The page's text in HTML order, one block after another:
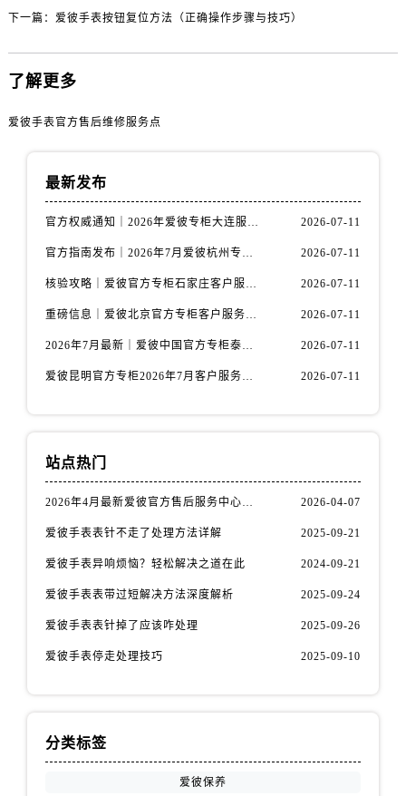
安徽省池州市贵池区长江路爱彼售后服务中心（需提前预约）
安徽省淮南市田家庵区国庆中路爱彼售后服务中心（需提前预约）
福建省莆田市城厢区霞林街道荔华东大道爱彼售后服务中心（需提前预约）
江苏省徐州市鼓楼区淮海东路29号苏宁广场IFC国际金融中心35层3508室爱彼售后服务中心（需提前预约）
江苏省扬州市邗江区国展路29号星耀天地写字楼1号楼18层1803室爱彼售后服务中心（需提前预约）
下一篇： 爱彼手表按钮复位方法（正确操作步骤与技巧）
了解更多
爱彼手表官方售后维修服务点
最新发布
官方权威通知｜2026年爱彼专柜大连服务网络焕新：客户服务热线全核验 2026-07-11
官方指南发布｜2026年7月爱彼杭州专柜客户服务信息与热线 2026-07-11
核验攻略｜爱彼官方专柜石家庄客户服务热线（2026年7月最新版） 2026-07-11
重磅信息｜爱彼北京官方专柜客户服务电话2026年7月最新公示 2026-07-11
2026年7月最新｜爱彼中国官方专柜泰州地区服务热线全攻略&客户服务中心信息公示 2026-07-11
爱彼昆明官方专柜2026年7月客户服务通告｜热线电话与门店信息核验 2026-07-11
站点热门
2026年4月最新爱彼官方售后服务中心网点考察报告（新址） 2026-04-07
爱彼手表表针不走了处理方法详解 2025-09-21
爱彼手表异响烦恼？轻松解决之道在此 2024-09-21
爱彼手表表带过短解决方法深度解析 2025-09-24
爱彼手表表针掉了应该咋处理 2025-09-26
爱彼手表停走处理技巧 2025-09-10
分类标签
爱彼保养